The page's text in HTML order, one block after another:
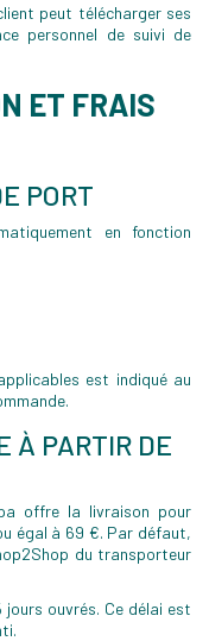
peut télécharger ses
personnel de suivi de
ET FRAIS
PORT
en fonction
est indiqué au
À PARTIR DE
offre la livraison pour
égal à 69 €. Par défaut,
du transporteur
ouvrés. Ce délai est